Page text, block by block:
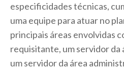
especificidades técnicas,
uma equipe para atuar no
principais áreas envolvidas
requisitante, um servidor da
um servidor da área